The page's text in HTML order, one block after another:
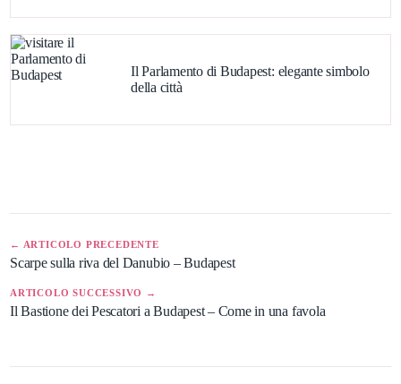
Il Parlamento di Budapest: elegante simbolo
della città
← ARTICOLO PRECEDENTE
Scarpe sulla riva del Danubio – Budapest
ARTICOLO SUCCESSIVO →
Il Bastione dei Pescatori a Budapest – Come in una favola